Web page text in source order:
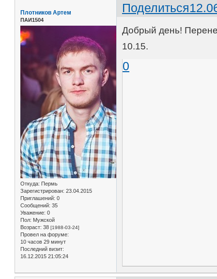
Поделиться
Плотников Артем
ПАИ1504
Откуда: Пермь
Зарегистрирован: 23.04.2015
Приглашений: 0
Сообщений: 35
Уважение: 0
Пол: Мужской
Возраст: 38 [1988-03-24]
Провел на форуме:
10 часов 29 минут
Последний визит:
16.12.2015 21:05:24
Добрый день!
10.15.
0